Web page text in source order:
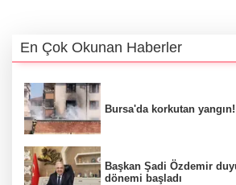
En Çok Okunan Haberler
Bursa'da korkutan yangın!
Başkan Şadi Özdemir
dönemi başladı